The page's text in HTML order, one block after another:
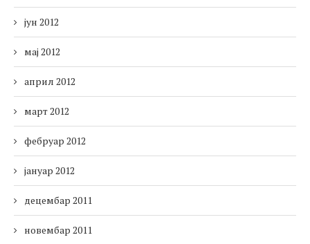
јун 2012
мај 2012
април 2012
март 2012
фебруар 2012
јануар 2012
децембар 2011
новембар 2011